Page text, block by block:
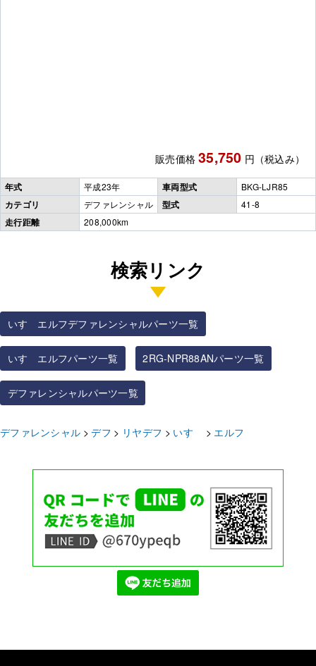
販売価格 35,750 円（税込み）
年式 平成23年 車両型式 BKG-LJR85
カテゴリ デファレンシャル 型式 41-8
走行距離 208,000km
検索リンク
いすゞエルフデファレンシャルパーツ一覧
いすゞエルフパーツ一覧 2RG-NPR88ANパーツ一覧
デファレンシャルパーツ一覧
デファレンシャル デフ リヤデフ いすゞ エルフ